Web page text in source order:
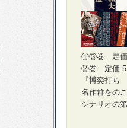
①③巻 定価
②巻 定価
『博奕打ち
名作群をの
シナリオの